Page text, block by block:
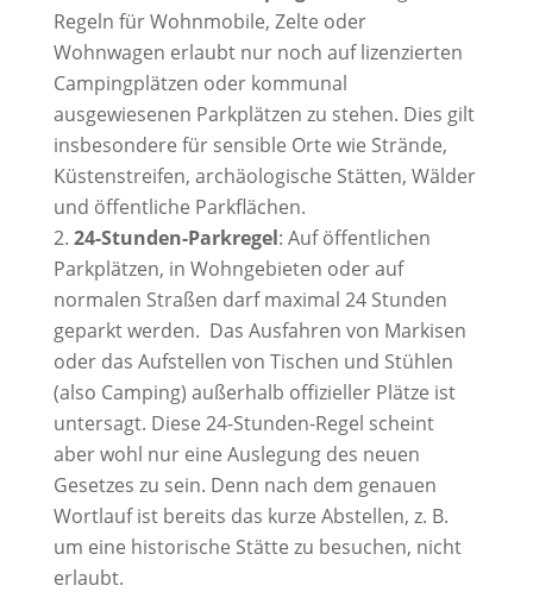
Regeln für Wohnmobile, Zelte oder
Wohnwagen erlaubt nur noch auf lizenzierten
Campingplätzen oder kommunal
ausgewiesenen Parkplätzen zu stehen. Dies gilt
insbesondere für sensible Orte wie Strände,
Küstenstreifen, archäologische Stätten, Wälder
und öffentliche Parkflächen.
24-Stunden-Parkregel: Auf öffentlichen
Parkplätzen, in Wohngebieten oder auf
normalen Straßen darf maximal 24 Stunden
geparkt werden. Das Ausfahren von Markisen
oder das Aufstellen von Tischen und Stühlen
(also Camping) außerhalb offizieller Plätze ist
untersagt. Diese 24-Stunden-Regel scheint
aber wohl nur eine Auslegung des neuen
Gesetzes zu sein. Denn nach dem genauen
Wortlauf ist bereits das kurze Abstellen, z. B.
um eine historische Stätte zu besuchen, nicht
erlaubt.